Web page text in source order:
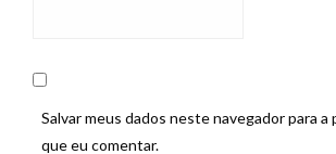
Salvar meus dados neste navegador para a
que eu comentar.